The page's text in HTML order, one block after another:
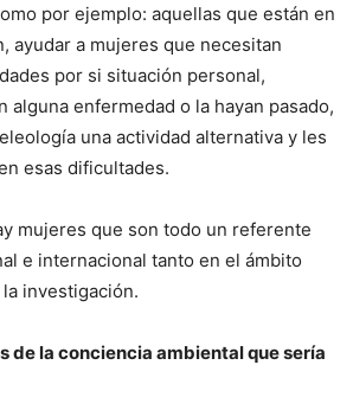
por ejemplo: aquellas que están en
ayudar a mujeres que necesitan
por si situación personal,
alguna enfermedad o la hayan pasado,
una actividad alternativa y les
esas dificultades.
mujeres que son todo un referente
e internacional tanto en el ámbito
investigación.
de la conciencia ambiental que sería